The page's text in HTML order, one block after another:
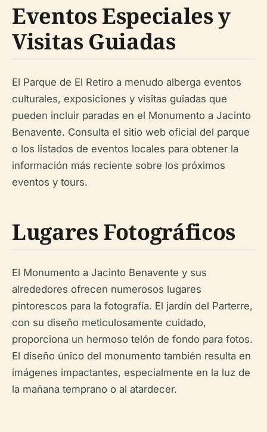
Eventos Especiales y
Visitas Guiadas
El Parque de El Retiro a menudo alberga eventos
culturales, exposiciones y visitas guiadas que
pueden incluir paradas en el Monumento a Jacinto
Benavente. Consulta el sitio web oficial del parque
o los listados de eventos locales para obtener la
información más reciente sobre los próximos
eventos y tours.
Lugares Fotográficos
El Monumento a Jacinto Benavente y sus
alrededores ofrecen numerosos lugares
pintorescos para la fotografía. El jardín del Parterre,
con su diseño meticulosamente cuidado,
proporciona un hermoso telón de fondo para fotos.
El diseño único del monumento también resulta en
imágenes impactantes, especialmente en la luz de
la mañana temprano o al atardecer.